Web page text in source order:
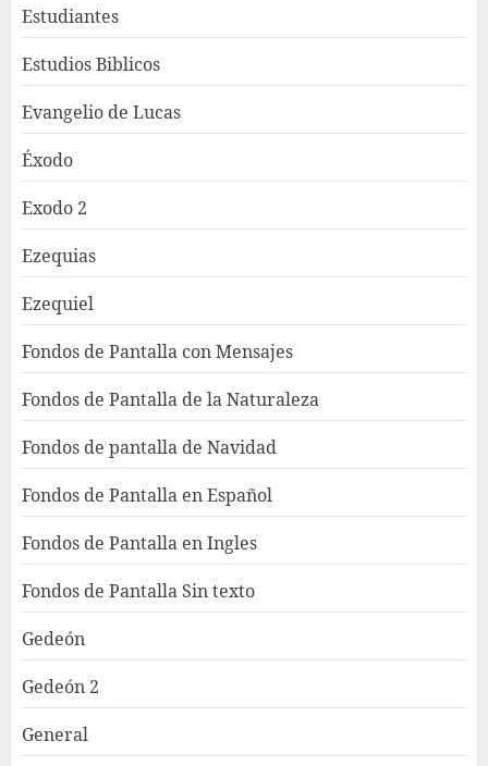
Estudiantes
Estudios Biblicos
Evangelio de Lucas
Éxodo
Exodo 2
Ezequias
Ezequiel
Fondos de Pantalla con Mensajes
Fondos de Pantalla de la Naturaleza
Fondos de pantalla de Navidad
Fondos de Pantalla en Español
Fondos de Pantalla en Ingles
Fondos de Pantalla Sin texto
Gedeón
Gedeón 2
General